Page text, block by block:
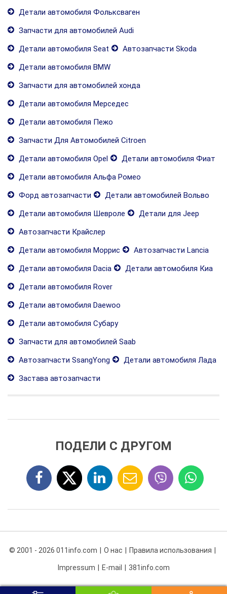
Детали автомобиля Фольксваген
Запчасти для автомобилей Audi
Детали автомобиля Seat
Автозапчасти Skoda
Детали автомобиля BMW
Запчасти для автомобилей хонда
Детали автомобиля Мерседес
Детали автомобиля Пежо
Запчасти Для Автомобилей Citroen
Детали автомобиля Opel
Детали автомобиля Фиат
Детали автомобиля Альфа Ромео
Форд автозапчасти
Детали автомобилей Вольво
Детали автомобиля Шевроле
Детали для Jeep
Автозапчасти Крайслер
Детали автомобиля Моррис
Автозапчасти Lancia
Детали автомобиля Dacia
Детали автомобиля Киа
Детали автомобиля Rover
Детали автомобиля Daewoo
Детали автомобиля Субару
Запчасти для автомобилей Saab
Автозапчасти SsangYong
Детали автомобиля Лада
Застава автозапчасти
ПОДЕЛИ С ДРУГОМ
© 2001 - 2026 011info.com О нас Правила использования
Impressum E-mail 381info.com